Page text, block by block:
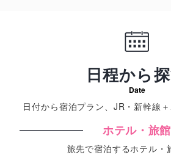
日程から
Date
日付から宿泊プラン、JR・新幹線
ホテル・旅館
旅先で宿泊するホテル・